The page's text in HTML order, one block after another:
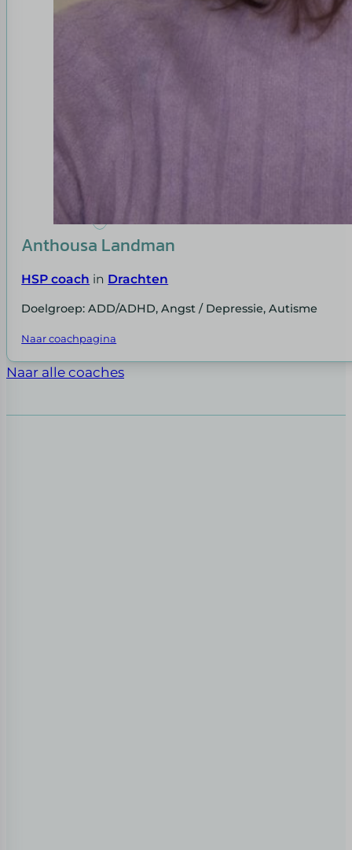
Anthousa Landman
HSP coach in Drachten
Doelgroep: ADD/ADHD, Angst / Depressie, Autisme
Naar coachpagina
Naar alle coaches